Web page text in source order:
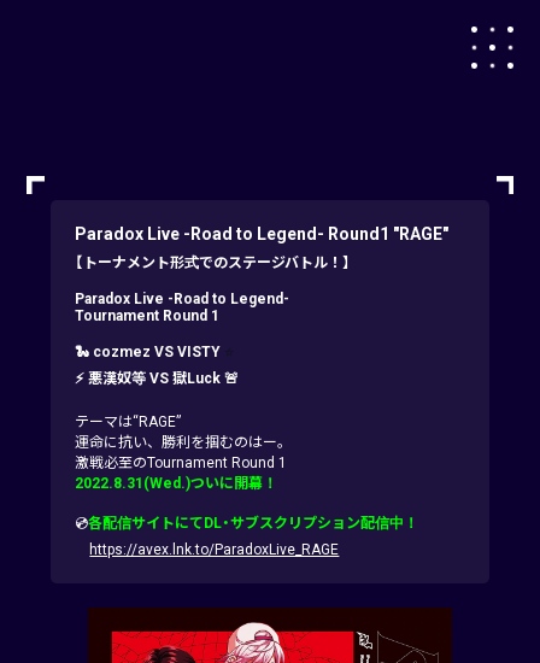
Paradox Live -Road to Legend- Round1 "RAGE"
【トーナメント形式でのステージバトル！】
Paradox Live -Road to Legend-
Tournament Round 1
🐍 cozmez VS VISTY ⭐️
⚡ 悪漢奴等 VS 獄Luck 🚨
テーマは“RAGE”
運命に抗い、勝利を掴むのはー。
激戦必至のTournament Round 1
2022.8.31(Wed.)ついに開幕！
💿各配信サイトにてDL・サブスクリプション配信中！
https://avex.lnk.to/ParadoxLive_RAGE